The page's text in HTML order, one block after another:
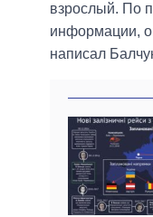
взрослый. По
информации,
написал